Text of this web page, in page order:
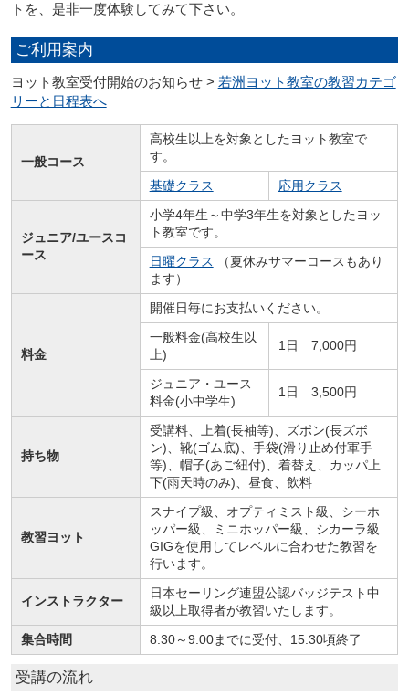
トを、是非一度体験してみて下さい。
ご利用案内
ヨット教室受付開始のお知らせ > 若洲ヨット教室の教習カテゴ
リーと日程表へ
一般コース
高校生以上を対象としたヨット教室で
す。
基礎クラス
応用クラス
ジュニア/ユースコ
ース
小学4年生～中学3年生を対象としたヨッ
ト教室です。
日曜クラス
（夏休みサマーコースもあり
ます）
料金
開催日毎にお支払いください。
一般料金(高校生以
上)
1日 7,000円
ジュニア・ユース
料金(小中学生)
1日 3,500円
持ち物
受講料、上着(長袖等)、ズボン(長ズボ
ン)、靴(ゴム底)、手袋(滑り止め付軍手
等)、帽子(あご紐付)、着替え、カッパ上
下(雨天時のみ)、昼食、飲料
教習ヨット
スナイプ級、オプティミスト級、シーホ
ッパー級、ミニホッパー級、シカーラ級
GIGを使用してレベルに合わせた教習を
行います。
インストラクター
日本セーリング連盟公認バッジテスト中
級以上取得者が教習いたします。
集合時間
8:30～9:00までに受付、15:30頃終了
受講の流れ